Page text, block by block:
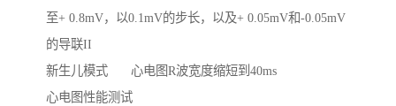
至+ 0.8mV，以0.1mV的步长，以及+ 0.05mV和-0.05mV
的导联II
新生儿模式	心电图R波宽度缩短到40ms
心电图性能测试